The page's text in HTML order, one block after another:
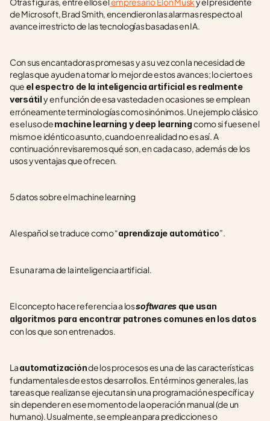
de Microsoft, Brad Smith, encendieron las alarmas respecto al
avance irrestricto de las tecnologías basadas en IA.
Con sus encantadoras promesas y a su vez con la necesidad de
reglas que ayuden a tomar lo mejor de estos avances; lo cierto es
que el espectro de la inteligencia artificial es realmente
versátil y en función de esa vastedad en ocasiones se emplean
erróneamente terminologías como sinónimos. Un ejemplo clásico
es el uso de machine learning y deep learning como si fuesen el
mismo e idéntico asunto, cuando en realidad no es así. A
continuación revisaremos qué son, en cada caso, además de los
usos y ventajas que ofrecen.
5 datos sobre el machine learning
Al español se traduce como “aprendizaje automático”.
Es una rama de la inteligencia artificial.
El concepto hace referencia a los softwares que usan
algoritmos para encontrar patrones comunes en los datos
con los que son entrenados.
La automatización de los procesos es una de las características
fundamentales de estos desarrollos. En términos generales, las
tareas que realizan se ejecutan sin una programación específica y
sin depender en ese momento de la operación manual (de un
humano). Usualmente, se emplean para predicciones o